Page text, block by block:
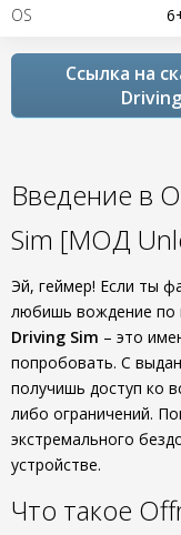
OS
Ссылка на
Введение в
Sim [МОД
Эй, геймер! Если ты
любишь вождение по
Driving Sim – это
попробовать. С
получишь доступ ко
либо ограничений.
экстремального
устройстве.
Что такое